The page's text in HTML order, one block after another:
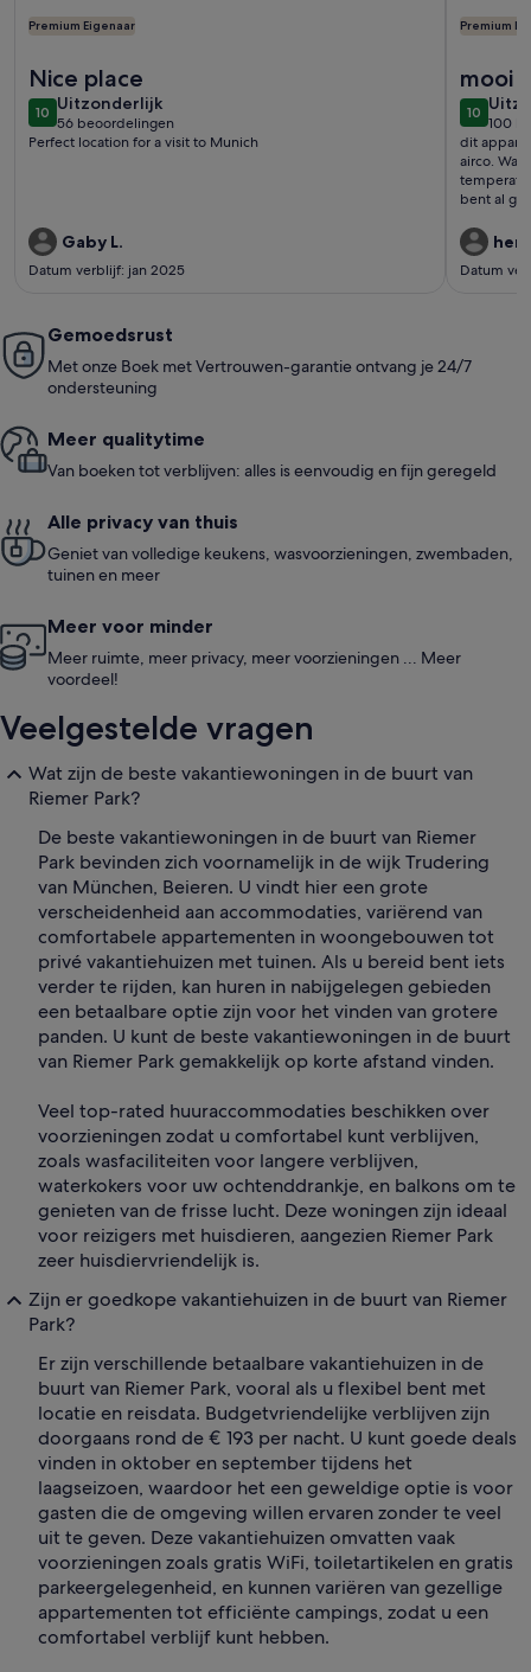
Premium Eigenaar
Nice place
1010 op 10
Uitzonderlijk
uitzonderlijk
56 beoordelingen
(56
Perfect location for a visit to Munich
Gaby L.
Datum verblijf: jan 2025
Premium
mooi
1010 op 10
100
(100
dit
airco.
bent al
Datum
Gemoedsrust
Met onze Boek met Vertrouwen-garantie ontvang je 24/7
ondersteuning
Meer quali­ty­time
Van boeken tot verblijven: alles is eenvoudig en fijn geregeld
Alle privacy van thuis
Geniet van volledige keukens, wasvoorzieningen, zwembaden,
tuinen en meer
Meer voor minder
Meer ruimte, meer privacy, meer voorzieningen ... Meer
voordeel!
Veelgestelde vragen
Wat zijn de beste vakantiewoningen in de buurt van
Riemer Park?
De beste vakantiewoningen in de buurt van Riemer
Park bevinden zich voornamelijk in de wijk Trudering
van München, Beieren. U vindt hier een grote
verscheidenheid aan accommodaties, variërend van
comfortabele appartementen in woongebouwen tot
privé vakantiehuizen met tuinen. Als u bereid bent iets
verder te rijden, kan huren in nabijgelegen gebieden
een betaalbare optie zijn voor het vinden van grotere
panden. U kunt de beste vakantiewoningen in de buurt
van Riemer Park gemakkelijk op korte afstand vinden.
Veel top-rated huuraccommodaties beschikken over
voorzieningen zodat u comfortabel kunt verblijven,
zoals wasfaciliteiten voor langere verblijven,
waterkokers voor uw ochtenddrankje, en balkons om te
genieten van de frisse lucht. Deze woningen zijn ideaal
voor reizigers met huisdieren, aangezien Riemer Park
zeer huisdiervriendelijk is.
Zijn er goedkope vakantiehuizen in de buurt van Riemer
Park?
Er zijn verschillende betaalbare vakantiehuizen in de
buurt van Riemer Park, vooral als u flexibel bent met
locatie en reisdata. Budgetvriendelijke verblijven zijn
doorgaans rond de € 193 per nacht. U kunt goede deals
vinden in oktober en september tijdens het
laagseizoen, waardoor het een geweldige optie is voor
gasten die de omgeving willen ervaren zonder te veel
uit te geven. Deze vakantiehuizen omvatten vaak
voorzieningen zoals gratis WiFi, toiletartikelen en gratis
parkeergelegenheid, en kunnen variëren van gezellige
appartementen tot efficiënte campings, zodat u een
comfortabel verblijf kunt hebben.